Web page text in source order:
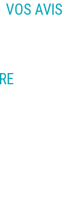
VOS AVIS